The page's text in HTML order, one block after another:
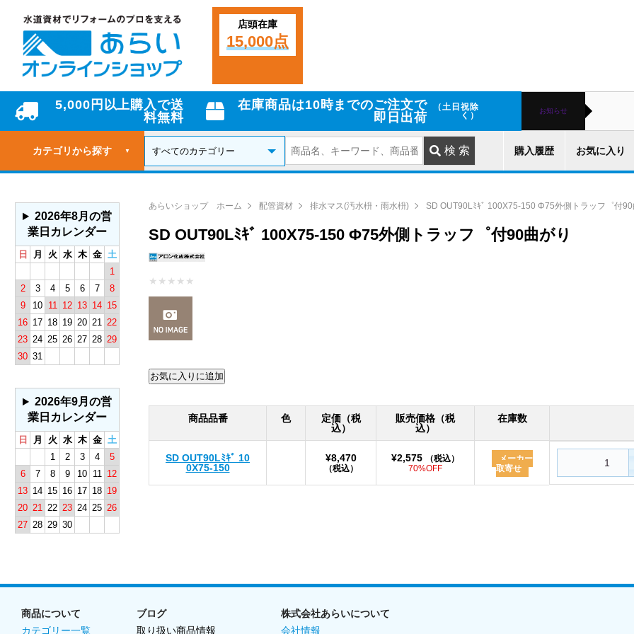
店頭在庫
15,000点
5,000円以上購入で送
料無料
在庫商品は10時までのご注文で
即日出荷
（土日祝除
く）
お知らせ
カテゴリから探す ▼ 購入履歴 お気に入り
あらいショップ ホーム 配管資材 排水マス(汚水枡・雨水枡) SD OUT90Lﾐｷﾞ 100X75-150 Φ75外側トラッフ゜付
SD OUT90Lﾐｷﾞ 100X75-150 Φ75外側トラッフ゜付90曲がり
★ ★ ★ ★ ★
商品品番 色
定価（税
込）
販売価格（税
込）
在庫数
SD OUT90Lﾐｷﾞ 10
0X75-150
¥8,470
（税込）
¥2,575
（税込）
70%OFF
メーカー
取寄せ
2026年8月の営
業日カレンダー
日 月 火 水 木 金 土
1
2
3 4 5 6 7
8
9
10 11 12 13 14 15
16 17 18 19 20 21 22
23 24 25 26 27 28 29
30 31
2026年9月の営
業日カレンダー
日 月 火 水 木 金 土
1
2 3 4
5
6
7 8 9 10 11 12
13 14 15 16 17 18 19
20 21 22 23 24 25 26
27 28 29 30
商品について
カテゴリー一覧
ブログ
取り扱い商品情報
株式会社あらいについて
会社情報